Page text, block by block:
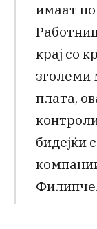
имаат
крај со
зголеми
плата,
бидејќи
Филипче.